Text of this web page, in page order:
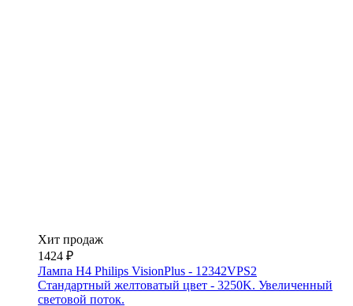
Хит продаж
1424 ₽
Лампа H4 Philips VisionPlus - 12342VPS2
Стандартный желтоватый цвет - 3250K. Увеличенный
световой поток.